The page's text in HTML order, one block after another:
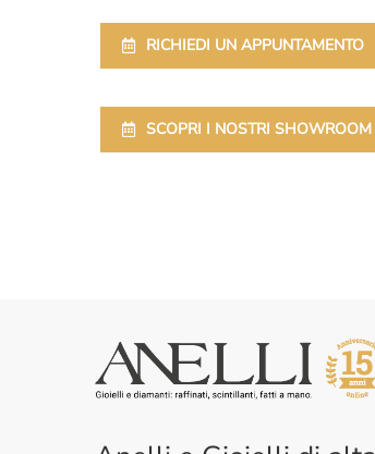
RICHIEDI UN APPUNTAMENTO
SCOPRI I NOSTRI SHOWROOM